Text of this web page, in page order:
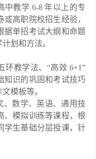
教学 6-8 年以上的专
高职院校招生经验，
据单招考试大纲和命题
划和方法。
教学法、“高效 6+1”
知识的巩固和考试技巧
模板等。
数学、英语、通用技
、模拟训练等课程，根
学生基础分层授课，针